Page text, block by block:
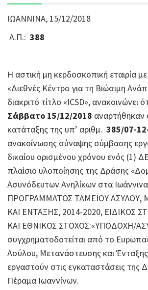
ΙΩΑΝΝΙΝΑ, 15/12/2018
Α.Π.: 388
Η αστική μη κερδοσκοπική εταιρία
«Διεθνές Κέντρο για τη Βιώσιμη
διακριτό τίτλο «ICSD», ανακοινώνει
Σάββατο 15/12/2018 αναρτήθηκαν
κατάταξης της υπ’ αριθμ. 385/07-
ανακοίνωσης σύναψης σύμβασης
δικαίου ορισμένου χρόνου ενός (1)
πλαίσιο υλοποίησης της Δράσης
Ασυνόδευτων Ανηλίκων στα
ΠΡΟΓΡΑΜΜΑΤΟΣ ΤΑΜΕΙΟΥ ΑΣΥΛΟΥ,
ΚΑΙ ΕΝΤΑΞΗΣ, 2014-2020, ΕΙΔΙΚΟΣ
ΚΑΙ ΕΘΝΙΚΟΣ ΣΤΟΧΟΣ:«ΥΠΟΔΟΧΗ/
συγχρηματοδοτείται από το
Ασύλου, Μετανάστευσης και
εργαστούν στις εγκαταστάσεις της
Πέραμα Ιωαννίνων.